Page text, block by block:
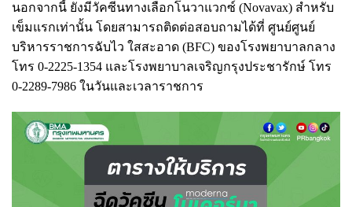
นอกจากนี้ ยังมีวัคซีนทางเลือกโนวาแวกซ์ (Novavax) สำหรับ
เข็มแรกเท่านั้น โดยสามารถติดต่อสอบถามได้ที่ ศูนย์ศูนย์
บริหารราชการฉับไว ใสสะอาด (BFC) ของโรงพยาบาลกลาง
โทร 0-2225-1354 และโรงพยาบาลเจริญกรุงประชารักษ์ โทร
0-2289-7986 ในวันและเวลาราชการ